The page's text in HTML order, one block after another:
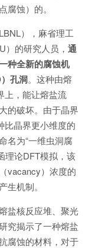
蚀）的。
），麻省理工
的研究人员， 通
种全新的腐蚀机
孔洞。这种由熔
上，能让熔盐流
的破坏。由于晶界
比晶界更小维度的
名为“一维虫洞腐
理论DFT模拟，该
vacancy）浓度的
机制。
盐核反应堆、聚光
究揭示了一种熔盐
腐蚀的材料，对于